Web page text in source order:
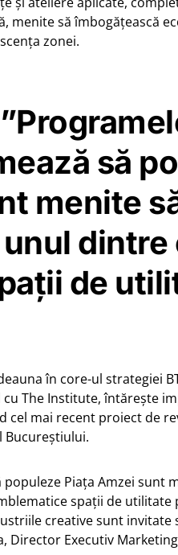
menite să îmbogățească
zonei.
să
menite
dintre
de
în core-ul strategiei
The Institute, întărește
cel mai recent proiect de
Bucureștiului.
Piața Amzei sunt
spații de utilitate
creative sunt invitate
Director Executiv